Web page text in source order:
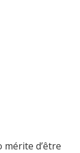
mérite d’être